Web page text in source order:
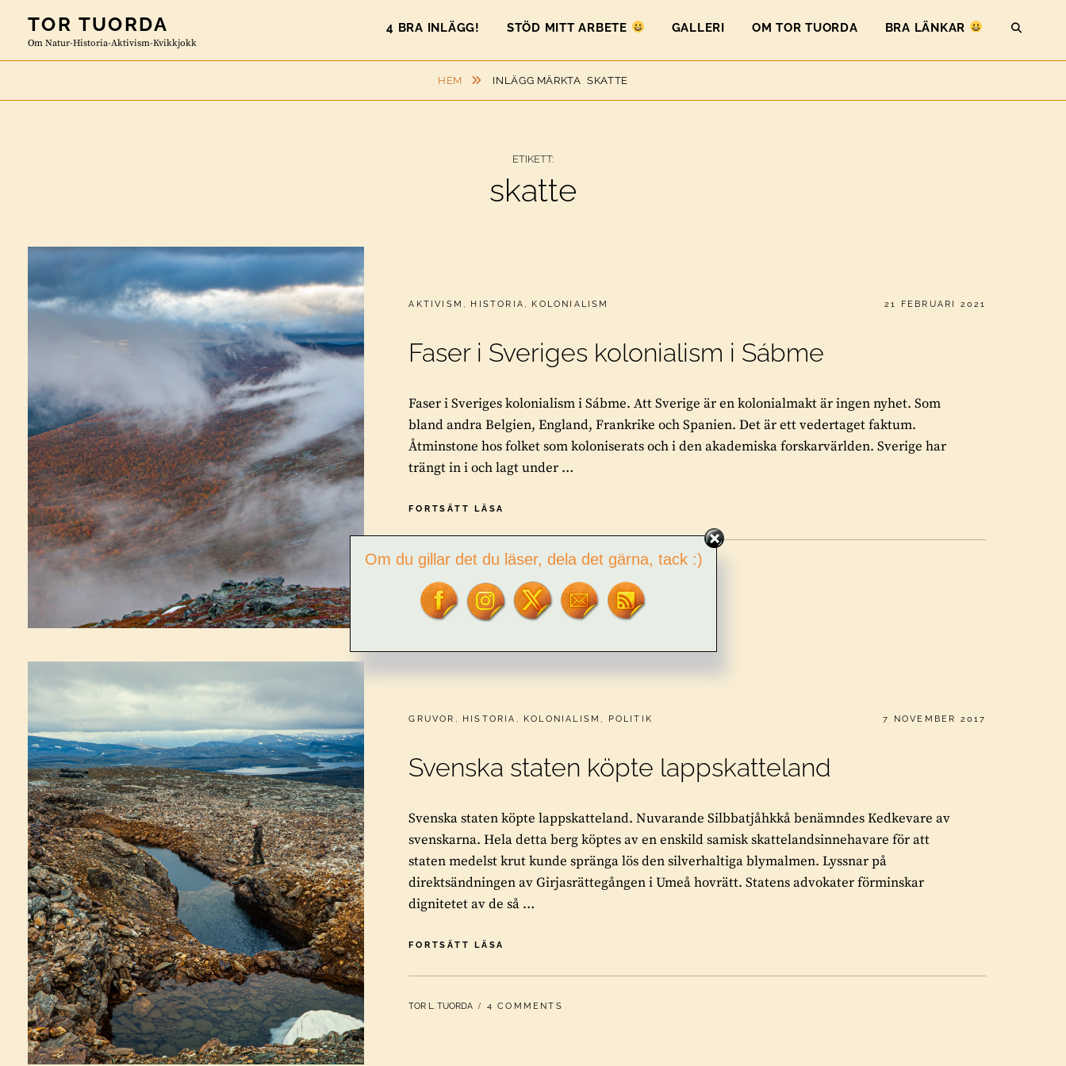
content
TOR TUORDA
Om Natur-Historia-Aktivism-Kvikkjokk
4 BRA INLÄGG! STÖD MITT ARBETE GALLERI OM TOR TUORDA BRA LÄNKAR
HEM INLÄGG MÄRKTASKATTE
ETIKETT:
skatte
CATEGORIES:
AKTIVISM , HISTORIA , KOLONIALISM PUBLICERAT
21 FEBRUARI 2021
Faser i Sveriges kolonialism i Sábme
Faser i Sveriges kolonialism i Sábme. Att Sverige är en kolonialmakt är ingen nyhet. Som
bland andra Belgien, England, Frankrike och Spanien. Det är ett vedertaget faktum.
Åtminstone hos folket som koloniserats och i den akademiska forskarvärlden. Sverige har
trängt in i och lagt under …
FORTSÄTT LÄSA
SVERIGES
KOLONIALISM
SÁBME
BY
TOR L. TUORDA 2 COMMENTS
CATEGORIES:
GRUVOR , HISTORIA , KOLONIALISM , POLITIK PUBLICERAT
7 NOVEMBER 2017
Svenska staten köpte lappskatteland
Svenska staten köpte lappskatteland. Nuvarande Silbbatjåhkkå benämndes Kedkevare av
svenskarna. Hela detta berg köptes av en enskild samisk skattelandsinnehavare för att
staten medelst krut kunde spränga lös den silverhaltiga blymalmen. Lyssnar på
direktsändningen av Girjasrättegången i Umeå hovrätt. Statens advokater förminskar
dignitetet av de så …
FORTSÄTT LÄSA
KÖPTE
BY
TOR L. TUORDA 4 COMMENTS
Om du gillar det du läser, dela det gärna, tack :)